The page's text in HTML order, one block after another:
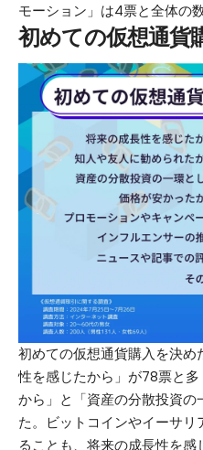
モーション」は4票と全体の
初めての仮想通貨
初めての仮想通貨購入を決
性を感じたから」が78票と
から」と「資産の分散投資
た。 ビットコインやイーサリ
ることも、将来の成長性を